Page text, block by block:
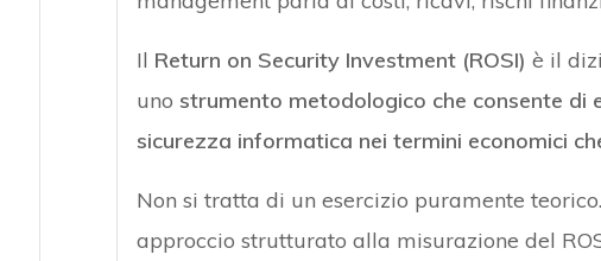
Il Return on Security Investment (ROSI) è il
uno strumento metodologico che consente di
sicurezza informatica nei termini economici
Non si tratta di un esercizio puramente
approccio strutturato alla misurazione del